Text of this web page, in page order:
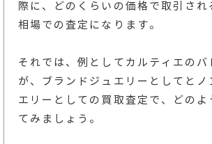
際に、どのくらいの価格で取引され
相場での査定になります。
それでは、例としてカルティエの
が、ブランドジュエリーとしてとノ
エリーとしての買取査定で、どのよ
てみましょう。